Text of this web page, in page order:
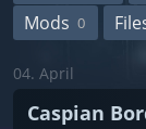
Mods 0
04. April
Caspian